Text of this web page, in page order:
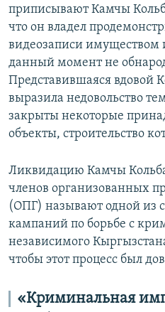
приписывают Камчы
что он владел
видеозаписи имуществом
данный момент не
Представившаяся вдовой
выразила недовольство
закрыты некоторые
объекты, строительство
Ликвидацию Камчы
членов организованных
(ОПГ) называют одной из
кампаний по борьбе с
независимого
чтобы этот процесс был
«Криминальная